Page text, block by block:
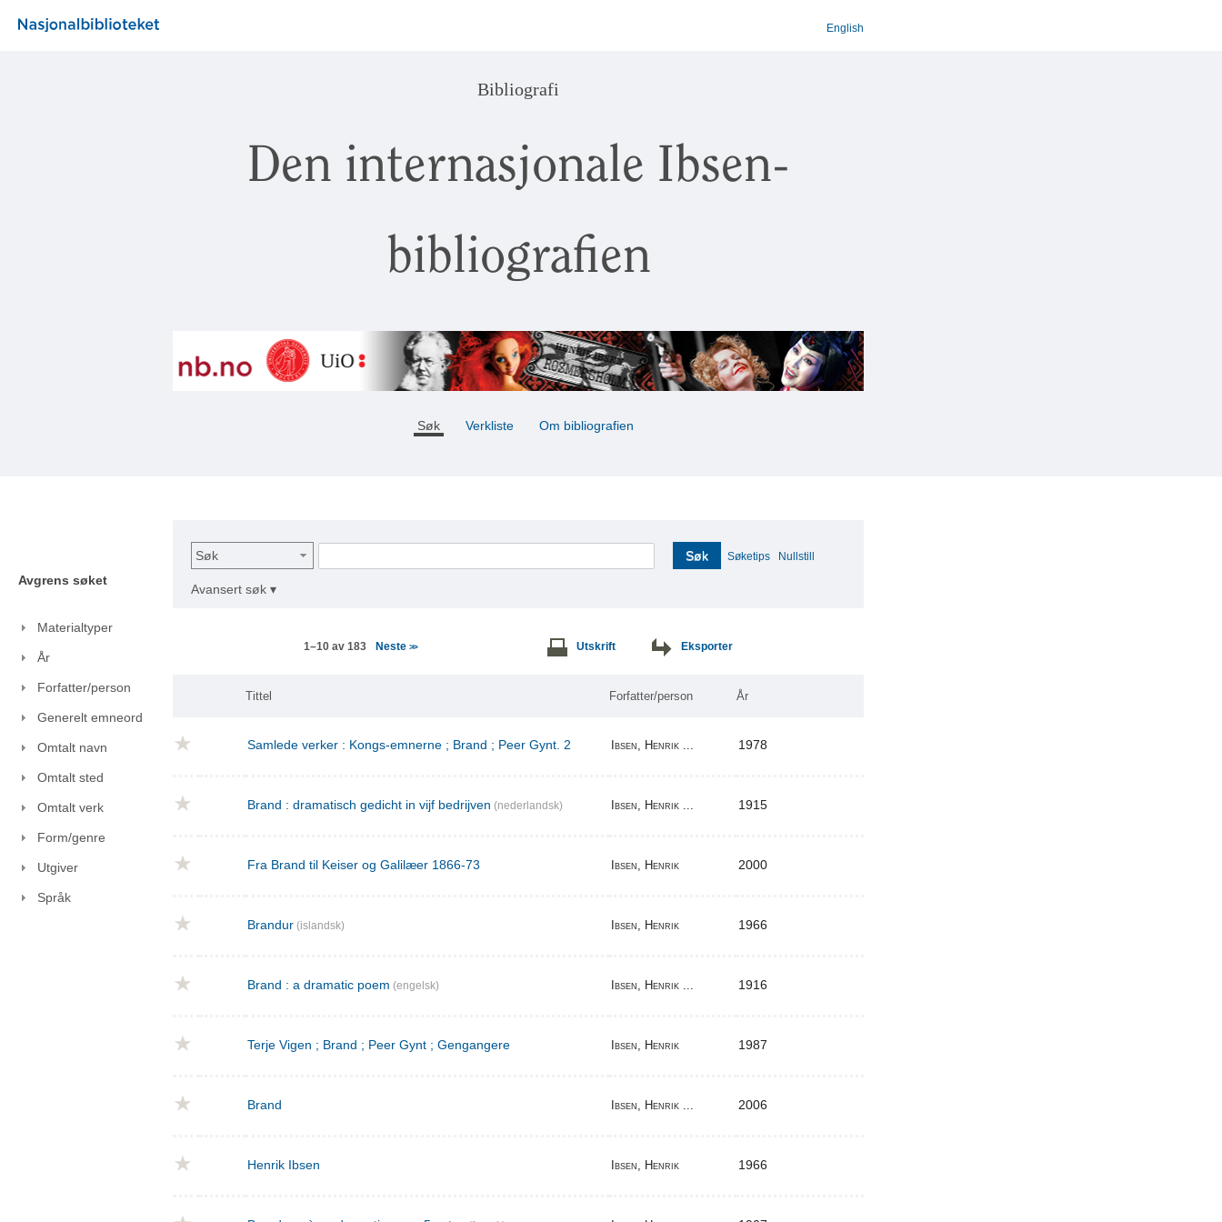
English
Bibliografi
Den internasjonale Ibsen-
bibliografien
Søk Verkliste Om bibliografien
Avgrens søket
Materialtyper
År
Forfatter/person
Generelt emneord
Omtalt navn
Omtalt sted
Omtalt verk
Form/genre
Utgiver
Språk
Søk Søk Søketips Nullstill
Avansert søk ▾
1–10 av 183 Neste >> Utskrift Eksporter
Tittel Forfatter/person År
Samlede verker : Kongs-emnerne ; Brand ; Peer Gynt. 2 Ibsen, Henrik ... 1978
Brand : dramatisch gedicht in vijf bedrijven (nederlandsk) Ibsen, Henrik ... 1915
Fra Brand til Keiser og Galilæer 1866-73 Ibsen, Henrik 2000
Brandur (islandsk) Ibsen, Henrik 1966
Brand : a dramatic poem (engelsk) Ibsen, Henrik ... 1916
Terje Vigen ; Brand ; Peer Gynt ; Gengangere Ibsen, Henrik 1987
Brand Ibsen, Henrik ... 2006
Henrik Ibsen Ibsen, Henrik 1966